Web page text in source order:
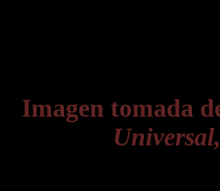
Imagen tomada